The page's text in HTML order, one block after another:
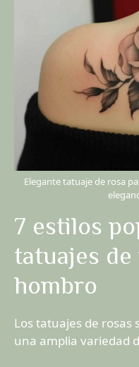
Elegante tatuaje de rosa
7 estilos
tatuajes de
hombro
Los tatuajes de rosas
una amplia variedad